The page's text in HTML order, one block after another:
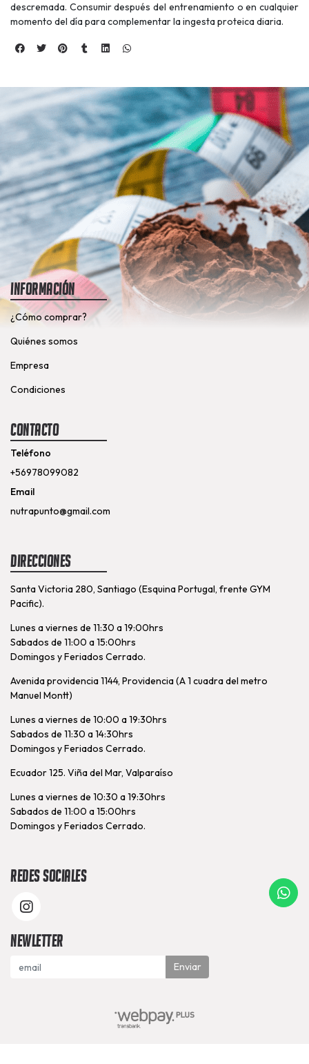
descremada. Consumir después del entrenamiento o en cualquier
momento del día para complementar la ingesta proteica diaria.
Información
¿Cómo comprar?
Quiénes somos
Empresa
Condiciones
Contacto
Teléfono
+56978099082
Email
nutrapunto@gmail.com
Direcciones
Santa Victoria 280, Santiago (Esquina Portugal, frente GYM
Pacific).
Lunes a viernes de 11:30 a 19:00hrs
Sabados de 11:00 a 15:00hrs
Domingos y Feriados Cerrado.
Avenida providencia 1144, Providencia (A 1 cuadra del metro
Manuel Montt)
Lunes a viernes de 10:00 a 19:30hrs
Sabados de 11:30 a 14:30hrs
Domingos y Feriados Cerrado.
Ecuador 125. Viña del Mar, Valparaíso
Lunes a viernes de 10:30 a 19:30hrs
Sabados de 11:00 a 15:00hrs
Domingos y Feriados Cerrado.
Redes Sociales
Newletter
Enviar